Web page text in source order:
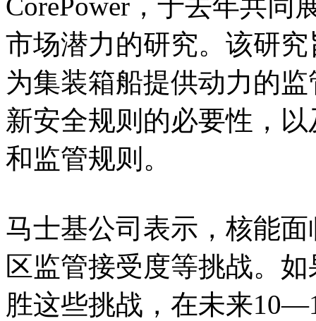
市场潜力的研究。该研
为集装箱船提供动力的
新安全规则的必要性，
和监管规则。
马士基公司表示，核能
区监管接受度等挑战。
胜这些挑战，在未来